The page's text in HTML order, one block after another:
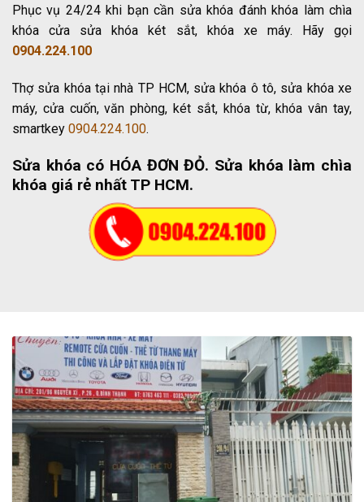
Phục vụ 24/24 khi bạn cần sửa khóa đánh khóa làm chìa
khóa cửa sửa khóa két sắt, khóa xe máy. Hãy gọi
0904.224.100
Thợ sửa khóa tại nhà TP HCM, sửa khóa ô tô, sửa khóa xe
máy, cửa cuốn, văn phòng, két sắt, khóa từ, khóa vân tay,
smartkey 0904.224.100.
Sửa khóa có HÓA ĐƠN ĐỎ. Sửa khóa làm chìa
khóa giá rẻ nhất TP HCM.